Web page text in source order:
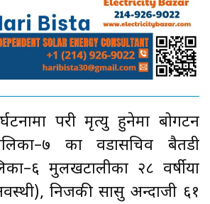
परी मृत्यु हुनेमा बोगटन
का वडासचिव बैतडी
मुलखटालीका २८ वर्षीया
निजकी सासु अन्दाजी ६१